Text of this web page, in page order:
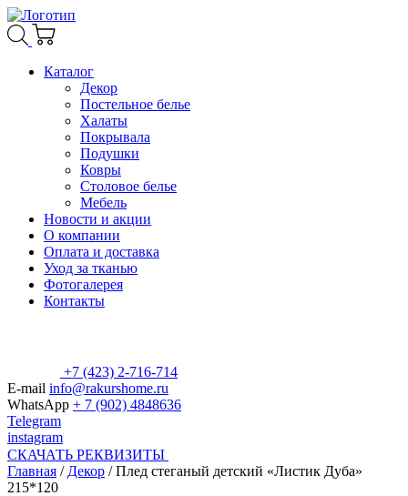
Каталог
Декор
Постельное белье
Халаты
Покрывала
Подушки
Ковры
Столовое белье
Мебель
Новости и акции
О компании
Оплата и доставка
Уход за тканью
Фотогалерея
Контакты
+7 (423) 2-716-714
E-mail info@rakurshome.ru
WhatsApp + 7 (902) 4848636
Telegram
instagram
СКАЧАТЬ РЕКВИЗИТЫ
Главная / Декор / Плед стеганый детский «Листик Дуба»
215*120